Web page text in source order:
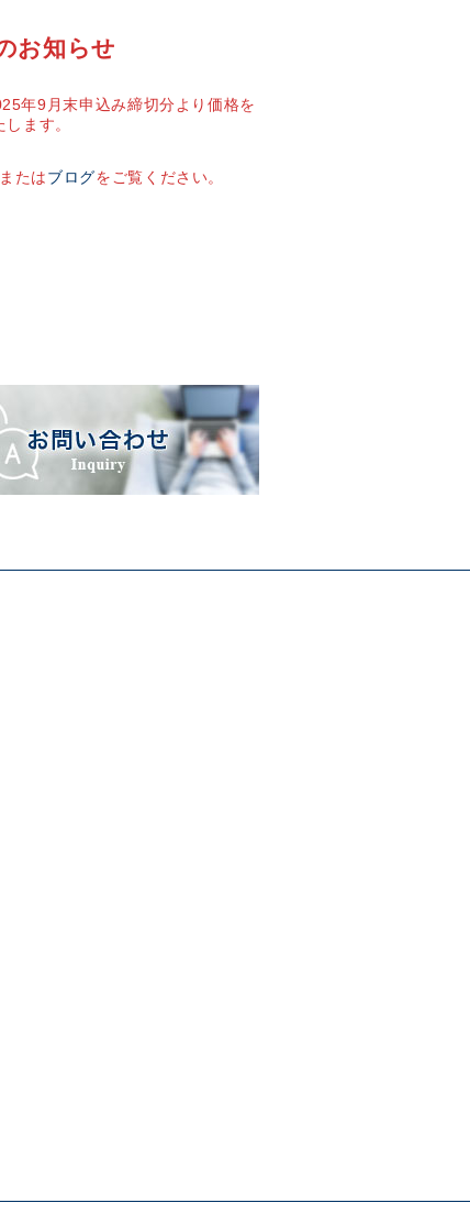
お知らせ
年9月末申込み締切分より価格を
ます。
たはブログをご覧ください。